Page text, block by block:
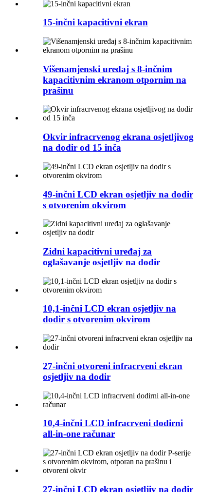
15-inčni kapacitivni ekran
Višenamjenski uređaj s 8-inčnim
kapacitivnim ekranom otpornim na
prašinu
Okvir infracrvenog ekrana osjetljivog
na dodir od 15 inča
49-inčni LCD ekran osjetljiv na dodir
s otvorenim okvirom
Zidni kapacitivni uređaj za
oglašavanje osjetljiv na dodir
10,1-inčni LCD ekran osjetljiv na
dodir s otvorenim okvirom
27-inčni otvoreni infracrveni ekran
osjetljiv na dodir
10,4-inčni LCD infracrveni dodirni
all-in-one računar
27-inčni LCD ekran osjetljiv na dodir